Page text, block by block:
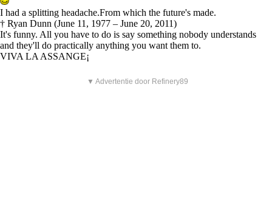
I had a splitting headache.From which the future's made.
† Ryan Dunn (June 11, 1977 – June 20, 2011)
It's funny. All you have to do is say something nobody understands
and they'll do practically anything you want them to.
VIVA LA ASSANGE¡
▼ Advertentie door Refinery89